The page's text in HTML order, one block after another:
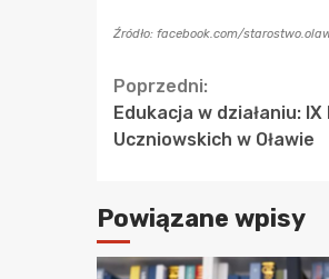
Źródło: facebook.com/
Continue
Reading
Poprzedni:
Edukacja w działaniu:
Uczniowskich w Oławie
Powiązane wpisy